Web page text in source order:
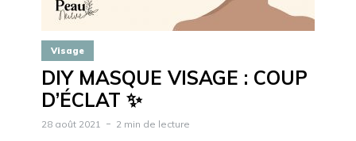
Visage
DIY MASQUE VISAGE : COUP
D’ÉCLAT ✨
28 août 2021 2 min de lecture